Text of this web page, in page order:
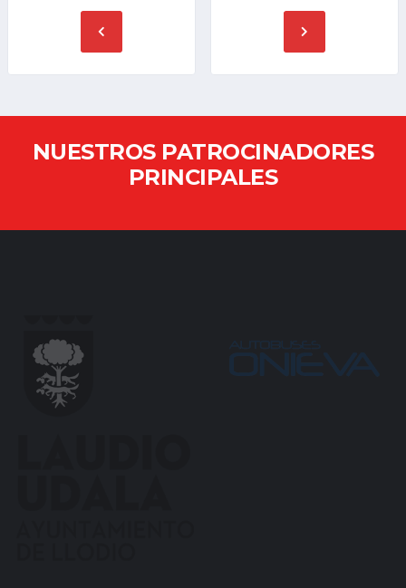
NUESTROS PATROCINADORES
PRINCIPALES